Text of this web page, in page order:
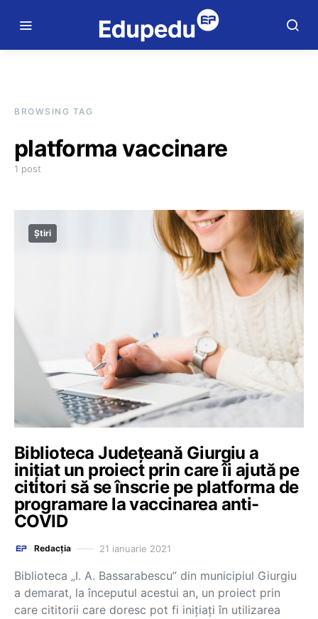
BROWSING TAG
platforma vaccinare
1 post
Știri
Biblioteca Judeţeană Giurgiu a
iniţiat un proiect prin care îi ajută pe
cititori să se înscrie pe platforma de
programare la vaccinarea anti-
COVID
Redacția 21 ianuarie 2021
Biblioteca „I. A. Bassarabescu” din municipiul Giurgiu
a demarat, la începutul acestui an, un proiect prin
care cititorii care doresc pot fi iniţiaţi în utilizarea